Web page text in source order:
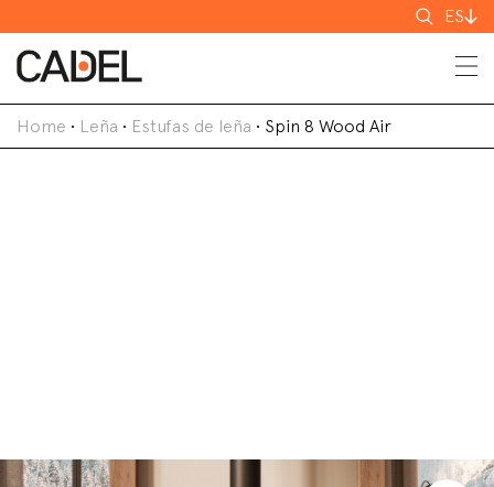
Buscar
ES
Home • Leña • Estufas de leña • Spin 8 Wood Air